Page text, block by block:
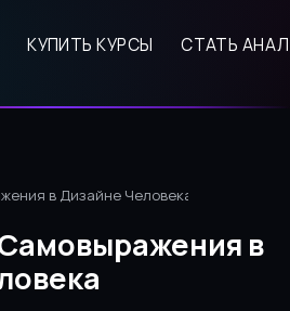
КУПИТЬ КУРСЫ СТАТЬ
в Дизайне Человека
в